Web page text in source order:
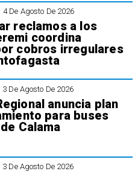
4 De Agosto De 2026
reclamos a los
coordina
cobros irregulares
3 De Agosto De 2026
anuncia plan
para buses
Calama
3 De Agosto De 2026